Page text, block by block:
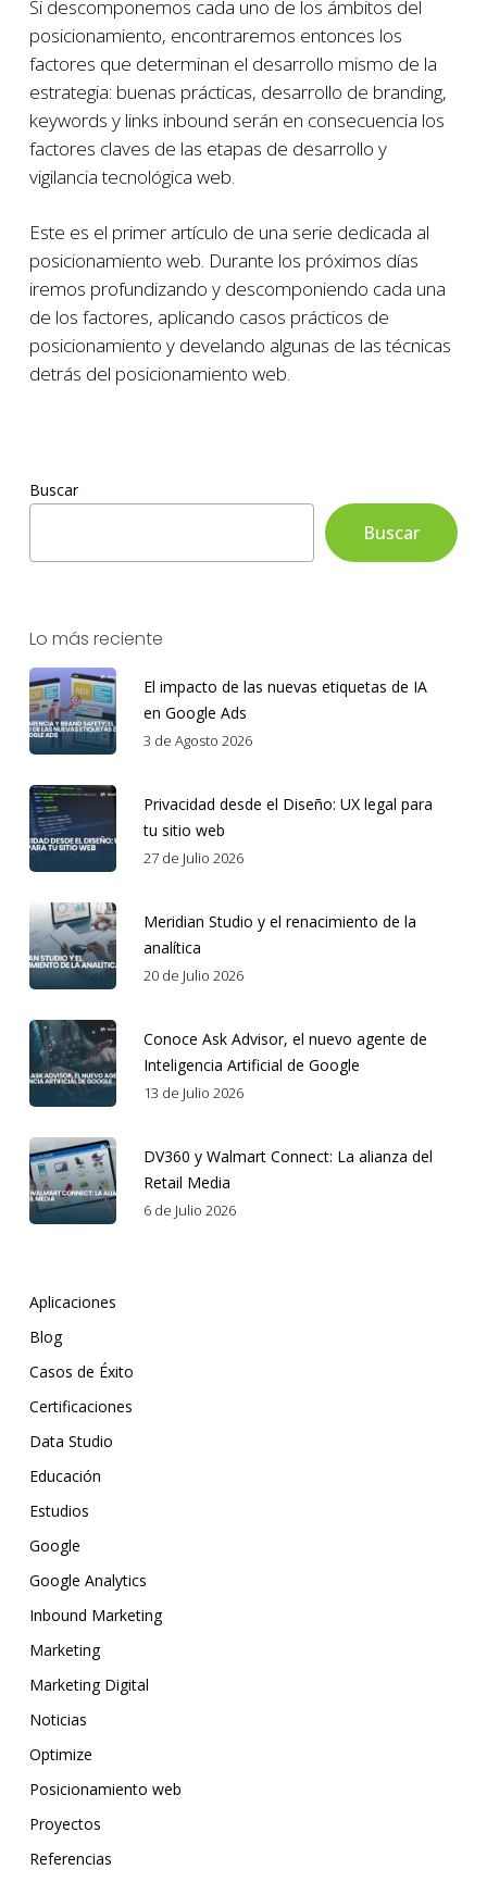
Si descomponemos cada uno de los ámbitos del
posicionamiento, encontraremos entonces los
factores que determinan el desarrollo mismo de la
estrategia: buenas prácticas, desarrollo de branding,
keywords y links inbound serán en consecuencia los
factores claves de las etapas de desarrollo y
vigilancia tecnológica web.
Este es el primer artículo de una serie dedicada al
posicionamiento web. Durante los próximos días
iremos profundizando y descomponiendo cada una
de los factores, aplicando casos prácticos de
posicionamiento y develando algunas de las técnicas
detrás del posicionamiento web.
Buscar
Buscar
Lo más reciente
El impacto de las nuevas etiquetas de IA
en Google Ads
3 de Agosto 2026
Privacidad desde el Diseño: UX legal para
tu sitio web
27 de Julio 2026
Meridian Studio y el renacimiento de la
analítica
20 de Julio 2026
Conoce Ask Advisor, el nuevo agente de
Inteligencia Artificial de Google
13 de Julio 2026
DV360 y Walmart Connect: La alianza del
Retail Media
6 de Julio 2026
Aplicaciones
Blog
Casos de Éxito
Certificaciones
Data Studio
Educación
Estudios
Google
Google Analytics
Inbound Marketing
Marketing
Marketing Digital
Noticias
Optimize
Posicionamiento web
Proyectos
Referencias